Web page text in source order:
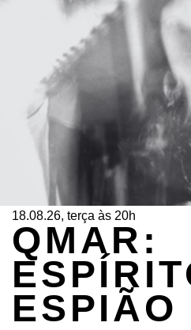
18.08.26, terça às 20h
QMAR:
ESPIÃO